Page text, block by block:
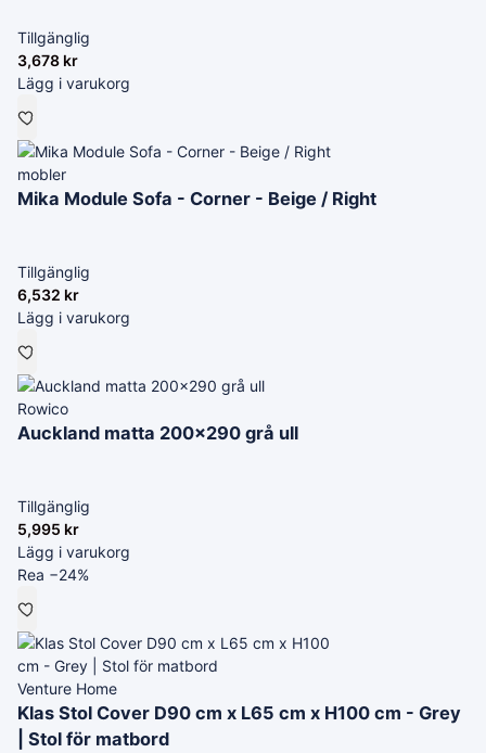
Tillgänglig
3,678 kr
Lägg i varukorg
mobler
Mika Module Sofa - Corner - Beige / Right
Tillgänglig
6,532 kr
Lägg i varukorg
Rowico
Auckland matta 200x290 grå ull
Tillgänglig
5,995 kr
Lägg i varukorg
Rea −24%
Venture Home
Klas Stol Cover D90 cm x L65 cm x H100 cm - Grey
| Stol för matbord